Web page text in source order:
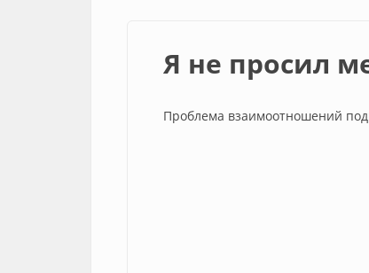
Я не просил
Проблема взаимоотношений